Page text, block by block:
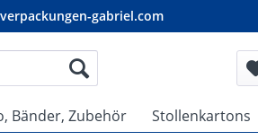
gabriel.com
Bänder, Zubehör Stollenkartons